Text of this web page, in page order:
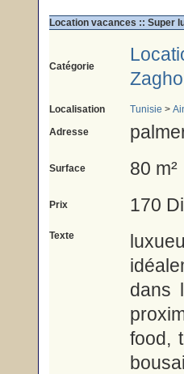
Location vacances :: Super
Catégorie
Localisation Tunisie >
Adresse
Surface 80 m²
Prix 170
Texte
dans
food,